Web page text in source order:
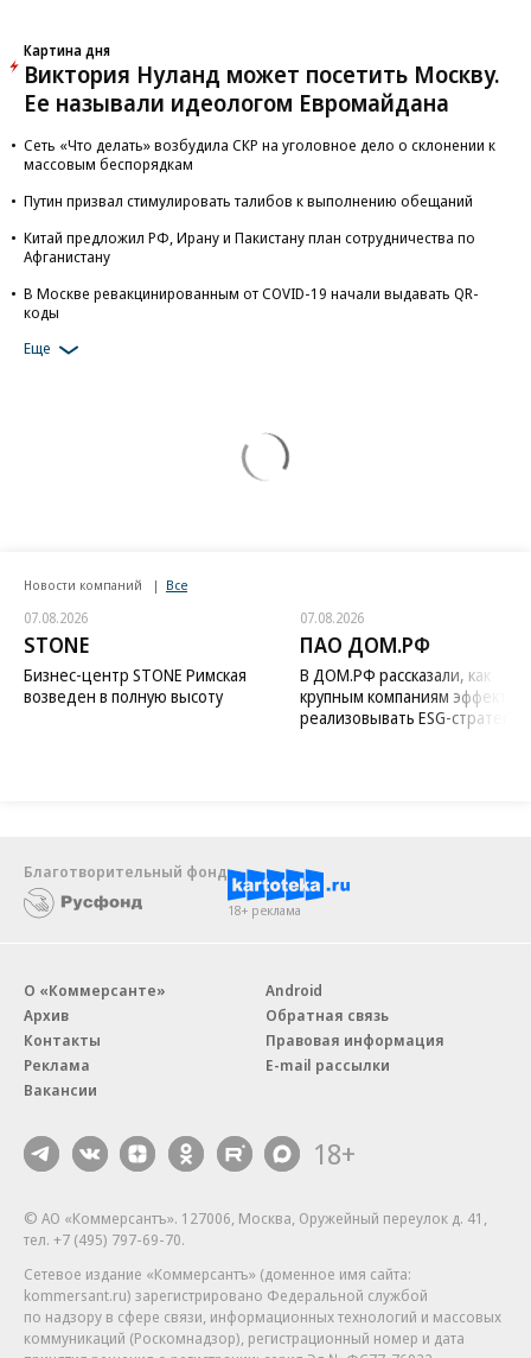
Картина дня
Виктория Нуланд может посетить Москву.
Ее называли идеологом Евромайдана
Сеть «Что делать» возбудила СКР на уголовное дело о склонении к
массовым беспорядкам
Путин призвал стимулировать талибов к выполнению обещаний
Китай предложил РФ, Ирану и Пакистану план сотрудничества по
Афганистану
В Москве ревакцинированным от COVID-19 начали выдавать QR-
коды
Еще
Новости компаний Все
07.08.2026
STONE
Бизнес-центр STONE Римская
возведен в полную высоту
07.08.2026
ПАО ДОМ.РФ
В ДОМ.РФ рассказали, как
крупным компаниям
реализовывать ESG-стратегию
Благотворительный фонд
18+ реклама
О «Коммерсанте»
Архив
Контакты
Реклама
Вакансии
Android
Обратная связь
Правовая информация
E-mail рассылки
18+
© АО «Коммерсантъ». 127006, Москва, Оружейный переулок д. 41,
тел. +7 (495) 797-69-70.
Сетевое издание «Коммерсантъ» (доменное имя сайта:
kommersant.ru) зарегистрировано Федеральной службой
по надзору в сфере связи, информационных технологий и массовых
коммуникаций (Роскомнадзор), регистрационный номер и дата